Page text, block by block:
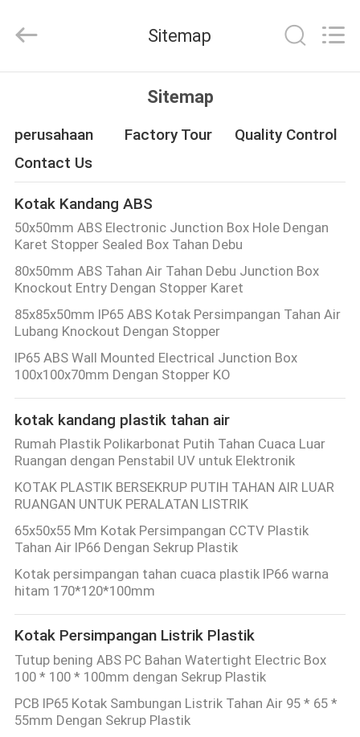
PRODUK
TENTANG
KAMI
TUR
PABRIK
KONTROL
KUALITAS
HUBUNGI
KAMI
PERMINTAAN
PENAWARAN
SHOPPING ONLINE
SITEMAP
PRIVACY
POLICY
Reserved.
Sitemap
Sitemap
perusahaan Factory Tour
Quality Control
Contact Us
Kotak Kandang ABS
50x50mm ABS Electronic Junction Box Hole Dengan
Karet Stopper Sealed Box Tahan Debu
80x50mm ABS Tahan Air Tahan Debu Junction Box
Knockout Entry Dengan Stopper Karet
85x85x50mm IP65 ABS Kotak Persimpangan Tahan Air
Lubang Knockout Dengan Stopper
IP65 ABS Wall Mounted Electrical Junction Box
100x100x70mm Dengan Stopper KO
kotak kandang plastik tahan air
Rumah Plastik Polikarbonat Putih Tahan Cuaca Luar
Ruangan dengan Penstabil UV untuk Elektronik
KOTAK PLASTIK BERSEKRUP PUTIH TAHAN AIR LUAR
RUANGAN UNTUK PERALATAN LISTRIK
65x50x55 Mm Kotak Persimpangan CCTV Plastik
Tahan Air IP66 Dengan Sekrup Plastik
Kotak persimpangan tahan cuaca plastik IP66 warna
hitam 170*120*100mm
Kotak Persimpangan Listrik Plastik
Tutup bening ABS PC Bahan Watertight Electric Box
100 * 100 * 100mm dengan Sekrup Plastik
PCB IP65 Kotak Sambungan Listrik Tahan Air 95 * 65 *
55mm Dengan Sekrup Plastik